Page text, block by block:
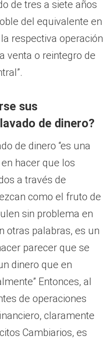
de tres a siete años
del equivalente en
respectiva operación
venta o reintegro de
sus
de dinero?
de dinero “es una
hacer que los
a través de
como el fruto de
sin problema en
otras palabras, es un
parecer que se
dinero que en
Entonces, al
de operaciones
claramente
Cambiarios, es